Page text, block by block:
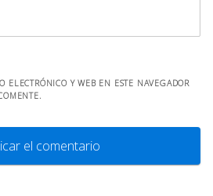
ELECTRÓNICO Y WEB EN ESTE NAVEGADOR